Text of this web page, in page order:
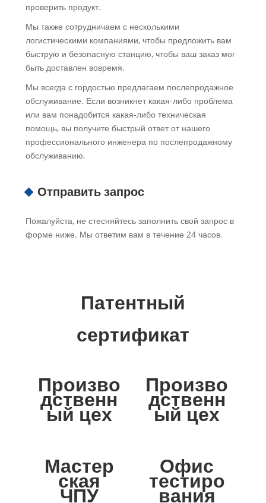
проверить продукт.
Мы также сотрудничаем с несколькими
логистическими компаниями, чтобы предложить вам
быструю и безопасную станцию, чтобы ваш заказ мог
быть доставлен вовремя.
Мы всегда с гордостью предлагаем послепродажное
обслуживание. Если возникнет какая-либо проблема
или вам понадобится какая-либо техническая
помощь, вы получите быстрый ответ от нашего
профессионального инженера по послепродажному
обслуживанию.
Отправить запрос
Пожалуйста, не стесняйтесь заполнить свой запрос в
форме ниже. Мы ответим вам в течение 24 часов.
Патентный
сертификат
Произво
дственн
ый цех
Произво
дственн
ый цех
Мастер
ская
ЧПУ
Офис
тестиро
вания